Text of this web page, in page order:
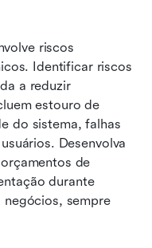
riscos
Identificar riscos
a reduzir
estouro de
do sistema, falhas
Desenvolva
de
durante
sempre